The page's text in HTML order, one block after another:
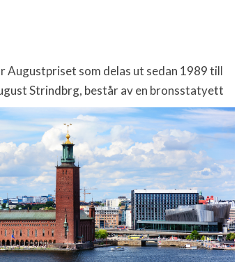
Augustpriset som delas ut sedan 1989 till
Strindbrg, består av en bronsstatyett